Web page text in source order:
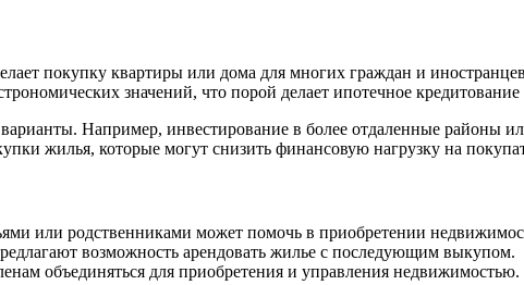
покупку квартиры или дома для многих граждан и
значений, что порой делает ипотечное
Например, инвестирование в более отдаленные районы
жилья, которые могут снизить финансовую нагрузку на
или родственниками может помочь в приобретении
возможность арендовать жилье с последующим выкупом.
объединяться для приобретения и управления недвижимостью.